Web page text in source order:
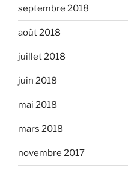
septembre 2018
août 2018
juillet 2018
juin 2018
mai 2018
mars 2018
novembre 2017